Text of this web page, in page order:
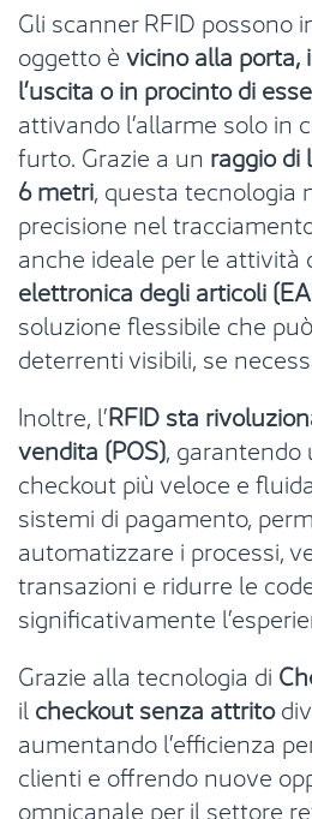
Gli scanner RFID possono
oggetto èvicino alla
l’uscita o in procinto di
attivando l’allarme solo in
furto. Grazie a un raggio
6 metri, questa tecnologia
precisione nel
anche ideale per le attività
elettronica degli articoli
soluzione flessibile che
deterrenti visibili, se
Inoltre, l’RFID sta
vendita (POS), garantendo
checkout più veloce e
sistemi di pagamento,
automatizzare i processi,
transazioni e ridurre le
significativamente
Grazie alla tecnologia di
il checkout senza attrito
aumentando l’efficienza
clienti e offrendo nuove
omnicanale per il settore